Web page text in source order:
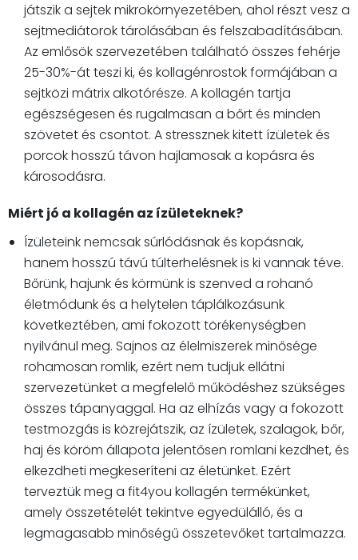
játszik a sejtek mikrokörnyezetében, ahol részt vesz a
sejtmediátorok tárolásában és felszabadításában.
Az emlősök szervezetében található összes fehérje
25-30%-át teszi ki, és kollagénrostok formájában a
sejtközi mátrix alkotórésze. A kollagén tartja
egészségesen és rugalmasan a bőrt és minden
szövetet és csontot. A stressznek kitett ízületek és
porcok hosszú távon hajlamosak a kopásra és
károsodásra.
Miért jó a kollagén az ízületeknek?
Ízületeink nemcsak súrlódásnak és kopásnak,
hanem hosszú távú túlterhelésnek is ki vannak téve.
Bőrünk, hajunk és körmünk is szenved a rohanó
életmódunk és a helytelen táplálkozásunk
következtében, ami fokozott törékenységben
nyilvánul meg. Sajnos az élelmiszerek minősége
rohamosan romlik, ezért nem tudjuk ellátni
szervezetünket a megfelelő működéshez szükséges
összes tápanyaggal. Ha az elhízás vagy a fokozott
testmozgás is közrejátszik, az ízületek, szalagok, bőr,
haj és köröm állapota jelentősen romlani kezdhet, és
elkezdheti megkeseríteni az életünket. Ezért
terveztük meg a fit4you kollagén termékünket,
amely összetételét tekintve egyedülálló, és a
legmagasabb minőségű összetevőket tartalmazza.